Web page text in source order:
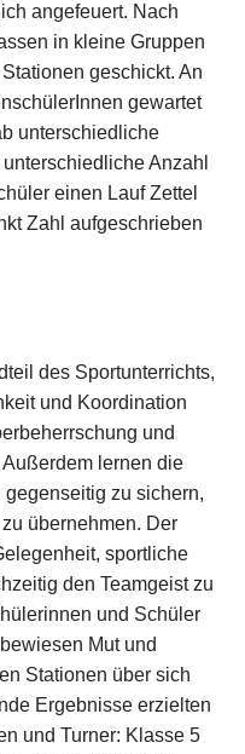
angefeuert. Nach
in kleine Gruppen
geschickt. An
gewartet
unterschiedliche
Anzahl
einen Lauf Zettel
Zahl aufgeschrieben
des Sportunterrichts,
und Koordination
und
lernen die
zu sichern,
übernehmen. Der
sportliche
den Teamgeist zu
und Schüler
Mut und
Stationen über sich
Ergebnisse erzielten
und Turner: Klasse 5